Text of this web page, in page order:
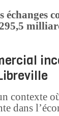
échanges
contexte
dans